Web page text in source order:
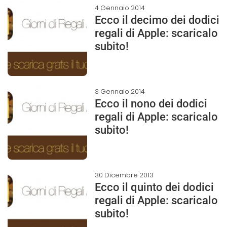
4 Gennaio 2014
Ecco il decimo dei dodici
regali di Apple: scaricalo
subito!
3 Gennaio 2014
Ecco il nono dei dodici
regali di Apple: scaricalo
subito!
30 Dicembre 2013
Ecco il quinto dei dodici
regali di Apple: scaricalo
subito!